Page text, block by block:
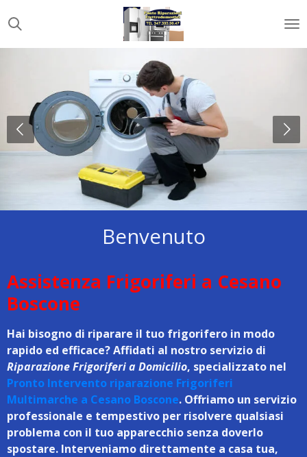
al
contenuto
Benvenuto
Assistenza Frigoriferi a Cesano
Boscone
Hai bisogno di riparare il tuo frigorifero in modo
rapido ed efficace? Affidati al nostro servizio di
Riparazione Frigoriferi a Domicilio, specializzato nel
Pronto Intervento riparazione Frigoriferi
Multimarche a Cesano Boscone. Offriamo un servizio
professionale e tempestivo per risolvere qualsiasi
problema con il tuo apparecchio senza doverlo
spostare. Interveniamo direttamente a casa tua,